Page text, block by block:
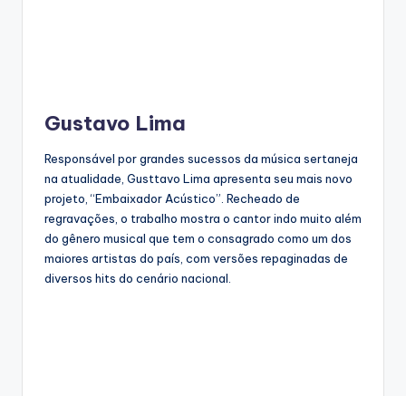
Gustavo Lima
Responsável por grandes sucessos da música sertaneja
na atualidade, Gusttavo Lima apresenta seu mais novo
projeto, “Embaixador Acústico”. Recheado de
regravações, o trabalho mostra o cantor indo muito além
do gênero musical que tem o consagrado como um dos
maiores artistas do país, com versões repaginadas de
diversos hits do cenário nacional.